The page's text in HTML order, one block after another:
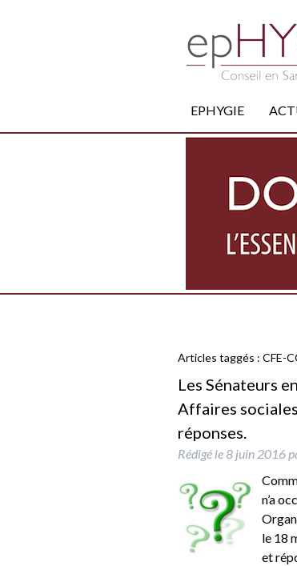
EPHYGIE
Articles taggés : CFE-
Les Sénateurs
Affaires
réponses.
Rédigé le8 juin 2016
n’a
le 18
et